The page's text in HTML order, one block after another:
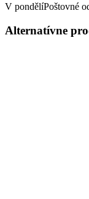
V pondělíPoštovné
Alternatívne